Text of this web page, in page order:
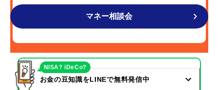
マネー相談会
お金の豆知識をLINEで無料発信中
NISA? iDeCo?